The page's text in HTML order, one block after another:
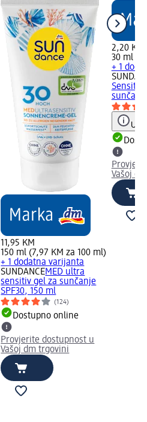
11,95 KM
150 ml (7,97 KM za 100 ml)
+ 1 dodatna varijanta
SUNDANCEMED ultra
sensitiv gel za sunčanje
SPF30, 150 ml
(124)
Dostupno online
Provjerite dostupnost u
Vašoj dm trgovini
2,20 KM
30 ml
+ 1
Sensitiv
Vašoj